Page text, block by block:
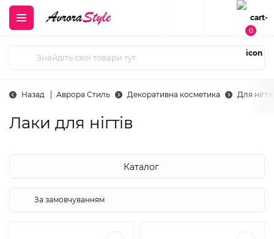
0
Назад Аврора Стиль Декоративна косметика Для нігтів
Лаки для нігтів
Каталог